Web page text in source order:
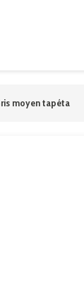
moyen tapéta